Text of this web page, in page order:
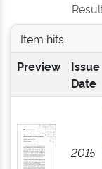
Item hits:
Preview
Issue
Date
2015